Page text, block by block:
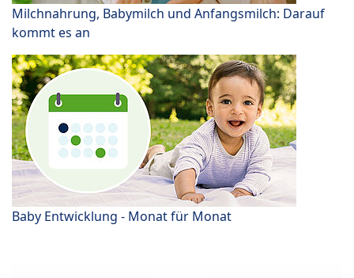
Milchnahrung, Babymilch und Anfangsmilch: Darauf
kommt es an
Baby Entwicklung - Monat für Monat